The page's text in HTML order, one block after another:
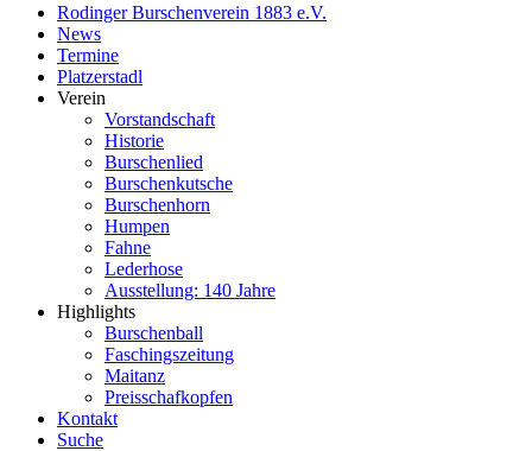
Rodinger Burschenverein 1883 e.V.
News
Termine
Platzerstadl
Verein
Vorstandschaft
Historie
Burschenlied
Burschenkutsche
Burschenhorn
Humpen
Fahne
Lederhose
Ausstellung: 140 Jahre
Highlights
Burschenball
Faschingszeitung
Maitanz
Preisschafkopfen
Kontakt
Suche